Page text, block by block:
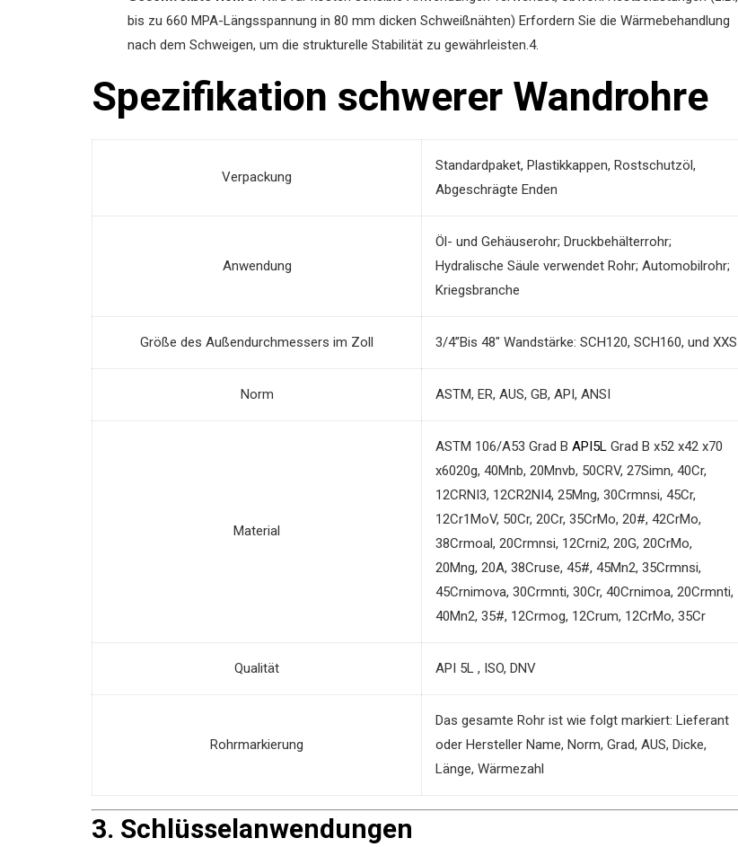
bis zu 660 MPA-Längsspannung in 80 mm dicken Schweißnähten) Erfordern Sie die Wärmebehandlung
nach dem Schweigen, um die strukturelle Stabilität zu gewährleisten.4.
Spezifikation schwerer Wandrohre
Verpackung
Standardpaket, Plastikkappen, Rostschutzöl,
Abgeschrägte Enden
Anwendung
Öl- und Gehäuserohr; Druckbehälterrohr;
Hydralische Säule verwendet Rohr; Automobilrohr;
Kriegsbranche
Größe des Außendurchmessers im Zoll 3/4”Bis 48" Wandstärke: SCH120, SCH160, und XXS
Norm ASTM, ER, AUS, GB, API, ANSI
Material
ASTM 106/A53 Grad B API5L Grad B x52 x42 x70
x6020g, 40Mnb, 20Mnvb, 50CRV, 27Simn, 40Cr,
12CRNI3, 12CR2NI4, 25Mng, 30Crmnsi, 45Cr,
12Cr1MoV, 50Cr, 20Cr, 35CrMo, 20#, 42CrMo,
38Crmoal, 20Crmnsi, 12Crni2, 20G, 20CrMo,
20Mng, 20A, 38Cruse, 45#, 45Mn2, 35Crmnsi,
45Crnimova, 30Crmnti, 30Cr, 40Crnimoa, 20Crmnti,
40Mn2, 35#, 12Crmog, 12Crum, 12CrMo, 35Cr
Qualität API 5L , ISO, DNV
Rohrmarkierung
Das gesamte Rohr ist wie folgt markiert: Lieferant
oder Hersteller Name, Norm, Grad, AUS, Dicke,
Länge, Wärmezahl
3. Schlüsselanwendungen